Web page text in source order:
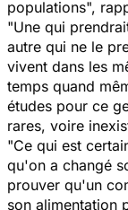
populations",
"Une qui
autre qui ne le
vivent dans les
temps quand
études pour ce
rares, voire
"Ce qui est
qu'on a changé
prouver qu'un
son alimentation